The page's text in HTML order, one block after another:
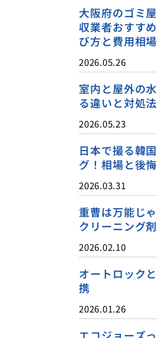
大阪府のゴミ
収業者おすす
び方と費用相場
2026.05.26
室内と屋外の
る違いと対処法
2026.05.23
日本で撮る韓
グ！相場と後
2026.03.31
重曹は万能じ
クリーニング
2026.02.10
オートロック
携
2026.01.26